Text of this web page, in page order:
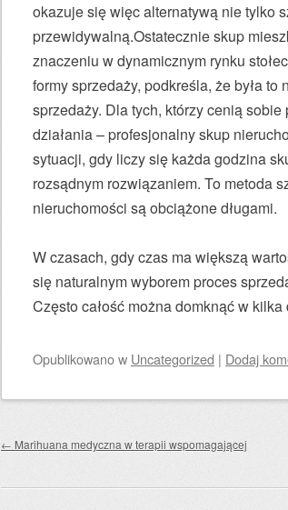
okazuje się więc alternatywą nie tylko
przewidywalną.Ostatecznie skup
znaczeniu w dynamicznym rynku
formy sprzedaży, podkreśla, że była
sprzedaży. Dla tych, którzy cenią
działania – profesjonalny skup
sytuacji, gdy liczy się każda godzina
rozsądnym rozwiązaniem. To metoda
nieruchomości są obciążone długami.
W czasach, gdy czas ma większą
się naturalnym wyborem proces
Często całość można domknąć w kilka
Opublikowanow Uncategorized | Dodaj
Zobacz wpisy
← Marihuana medyczna w terapii wspomagającej